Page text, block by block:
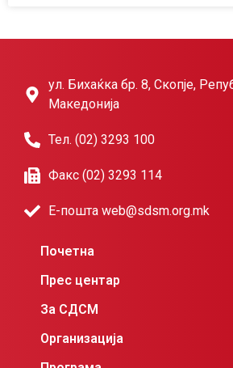
ул. Бихаќка бр. 8, Скопје,
Македонија
Тел. (02) 3293 100
Факс (02) 3293 114
Е-пошта web@sdsm.org.mk
Почетна
Прес центар
За СДСМ
Организација